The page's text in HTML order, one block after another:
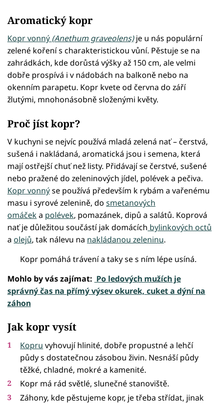
Aromatický kopr
Kopr vonný (Anethum graveolens)je u nás populární
zelené koření s charakteristickou vůní. Pěstuje se na
zahrádkách, kde dorůstá výšky až 150 cm, ale velmi
dobře prospívá i v nádobách na balkoně nebo na
okenním parapetu. Kopr kvete od června do září
žlutými, mnohonásobně složenými květy.
Proč jíst kopr?
V kuchyni se nejvíc používá mladá zelená nať – čerstvá,
sušená i nakládaná, aromatická jsou i semena, která
mají ostřejší chuť než listy. Přidávají se čerstvé, sušené
nebo pražené do zeleninových jídel, polévek a pečiva.
Kopr vonnýse používá především k rybám a vařenému
masu i syrové zelenině, do smetanových
omáček a polévek, pomazánek, dipů a salátů. Koprová
nať je důležitou součástí jak domácích bylinkových octů
a olejů, tak nálevu na nakládanou zeleninu.
Kopr pomáhá trávení a taky se s ním lépe usíná.
Mohlo by vás zajímat: Po ledových mužích je
správný čas na přímý výsev okurek, cuket a dýní na
záhon
Jak kopr vysít
Kopru vyhovují hlinité, dobře propustné a lehčí
půdy s dostatečnou zásobou živin. Nesnáší půdy
těžké, chladné, mokré a kamenité.
Kopr má rád světlé, slunečné stanoviště.
Záhony, kde pěstujeme kopr, je třeba střídat, jinak